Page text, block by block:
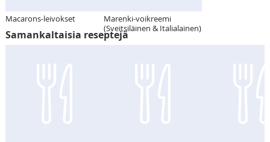
Macarons-leivokset
Marenki-voikreemi
(Sveitsiläinen & Italialainen)
Samankaltaisia reseptejä